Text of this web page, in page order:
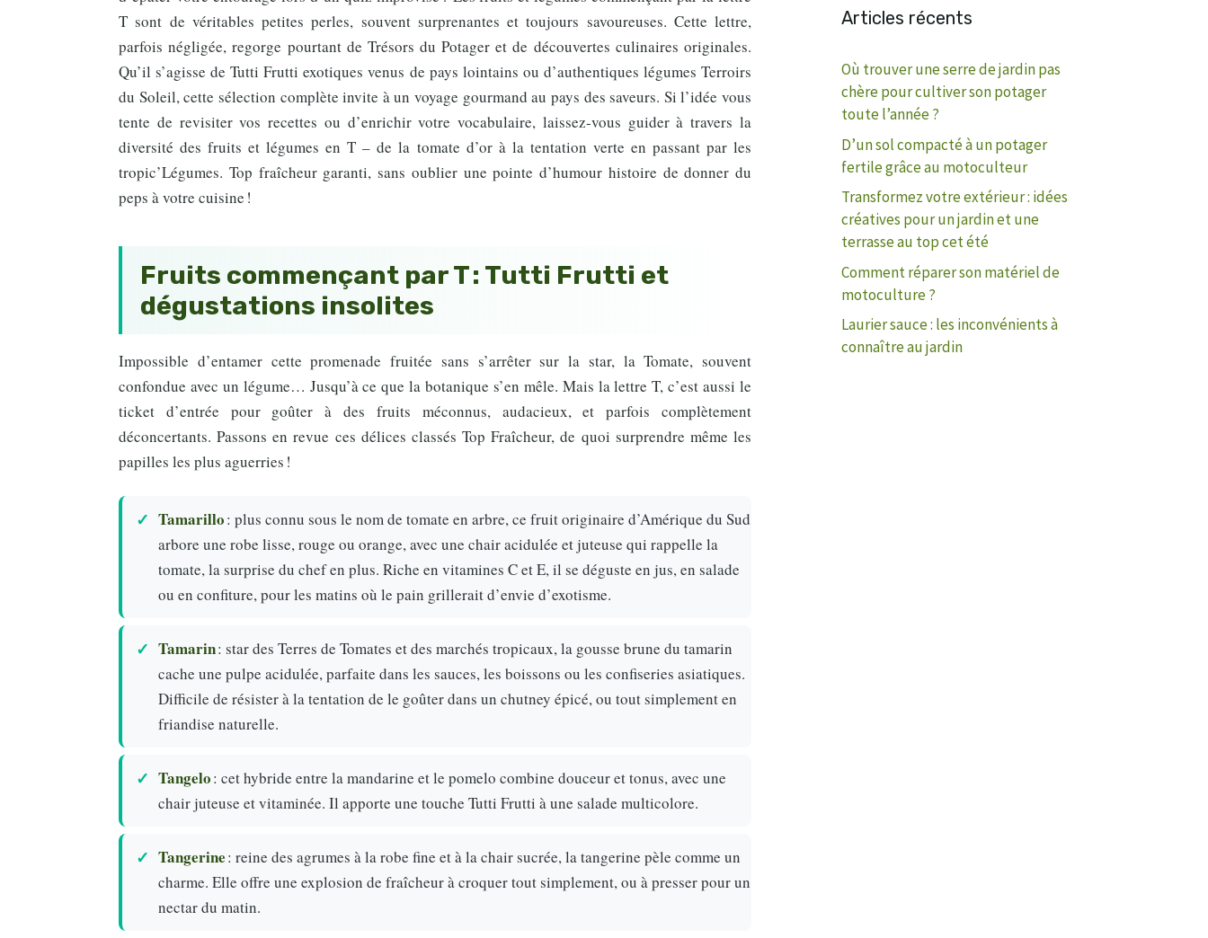
T sont de véritables petites perles, souvent surprenantes et toujours savoureuses. Cette lettre,
parfois négligée, regorge pourtant de Trésors du Potager et de découvertes culinaires originales.
Qu’il s’agisse de Tutti Frutti exotiques venus de pays lointains ou d’authentiques légumes Terroirs
du Soleil, cette sélection complète invite à un voyage gourmand au pays des saveurs. Si l’idée vous
tente de revisiter vos recettes ou d’enrichir votre vocabulaire, laissez-vous guider à travers la
diversité des fruits et légumes en T – de la tomate d’or à la tentation verte en passant par les
tropic’Légumes. Top fraîcheur garanti, sans oublier une pointe d’humour histoire de donner du
peps à votre cuisine !
Fruits commençant par T : Tutti Frutti et
dégustations insolites
Impossible d’entamer cette promenade fruitée sans s’arrêter sur la star, la Tomate, souvent
confondue avec un légume… Jusqu’à ce que la botanique s’en mêle. Mais la lettre T, c’est aussi le
ticket d’entrée pour goûter à des fruits méconnus, audacieux, et parfois complètement
déconcertants. Passons en revue ces délices classés Top Fraîcheur, de quoi surprendre même les
papilles les plus aguerries !
Tamarillo: plus connu sous le nom de tomate en arbre, ce fruit originaire d’Amérique du Sud
arbore une robe lisse, rouge ou orange, avec une chair acidulée et juteuse qui rappelle la
tomate, la surprise du chef en plus. Riche en vitamines C et E, il se déguste en jus, en salade
ou en confiture, pour les matins où le pain grillerait d’envie d’exotisme.
Tamarin: star des Terres de Tomates et des marchés tropicaux, la gousse brune du tamarin
cache une pulpe acidulée, parfaite dans les sauces, les boissons ou les confiseries asiatiques.
Difficile de résister à la tentation de le goûter dans un chutney épicé, ou tout simplement en
friandise naturelle.
Tangelo: cet hybride entre la mandarine et le pomelo combine douceur et tonus, avec une
chair juteuse et vitaminée. Il apporte une touche Tutti Frutti à une salade multicolore.
Tangerine: reine des agrumes à la robe fine et à la chair sucrée, la tangerine pèle comme un
charme. Elle offre une explosion de fraîcheur à croquer tout simplement, ou à presser pour un
nectar du matin.
Articles récents
Où trouver une serre de jardin pas
chère pour cultiver son potager
toute l’année ?
D’un sol compacté à un potager
fertile grâce au motoculteur
Transformez votre extérieur : idées
créatives pour un jardin et une
terrasse au top cet été
Comment réparer son matériel de
motoculture ?
Laurier sauce : les inconvénients à
connaître au jardin